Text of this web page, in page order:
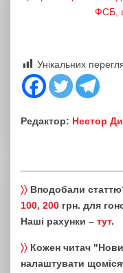
ФСБ,
Унікальних
Редактор: Нестор
〉〉 Вподобали
100, 200 грн. для
Наші рахунки – тут.
〉〉 Кожен читач
налаштувати